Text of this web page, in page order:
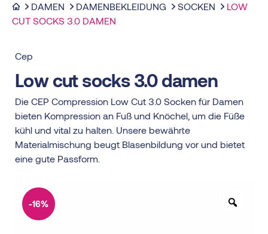
DAMEN DAMENBEKLEIDUNG SOCKEN
LOW
CUT SOCKS 3.0 DAMEN
Cep
Low cut socks 3.0 damen
Die CEP Compression Low Cut 3.0 Socken für Damen
bieten Kompression an Fuß und Knöchel, um die Füße
kühl und vital zu halten. Unsere bewährte
Materialmischung beugt Blasenbildung vor und bietet
eine gute Passform.
-16%